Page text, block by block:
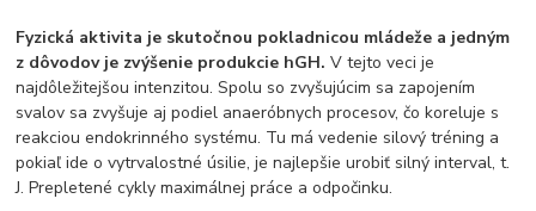
Fyzická aktivita je skutočnou pokladnicou mládeže a jedným
z dôvodov je zvýšenie produkcie hGH.V tejto veci je
najdôležitejšou intenzitou. Spolu so zvyšujúcim sa zapojením
svalov sa zvyšuje aj podiel anaeróbnych procesov, čo koreluje s
reakciou endokrinného systému. Tu má vedenie silový tréning a
pokiaľ ide o vytrvalostné úsilie, je najlepšie urobiť silný interval, t.
J. Prepletené cykly maximálnej práce a odpočinku.